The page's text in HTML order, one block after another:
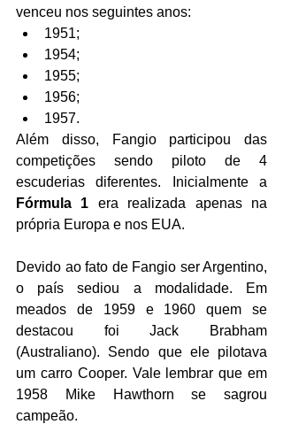
venceu nos seguintes anos:
1951;
1954;
1955;
1956;
1957.
Além disso, Fangio participou das
competições sendo piloto de 4
Fórmula 1 era realizada apenas na
própria Europa e nos EUA.
Devido ao fato de Fangio ser Argentino,
o país sediou a modalidade. Em
meados de 1959 e 1960 quem se
destacou foi Jack Brabham
(Australiano). Sendo que ele pilotava
um carro Cooper. Vale lembrar que em
1958 Mike Hawthorn se sagrou
campeão.